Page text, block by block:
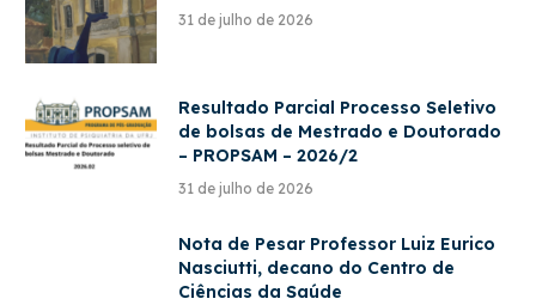
31 de julho de 2026
Resultado Parcial Processo Seletivo
de bolsas de Mestrado e Doutorado
– PROPSAM – 2026/2
31 de julho de 2026
Nota de Pesar Professor Luiz Eurico
Nasciutti, decano do Centro de
Ciências da Saúde